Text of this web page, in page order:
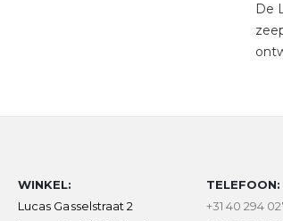
De
WINKEL:
Lucas Gasselstraat 2
TELEFOON:
+31 40 294